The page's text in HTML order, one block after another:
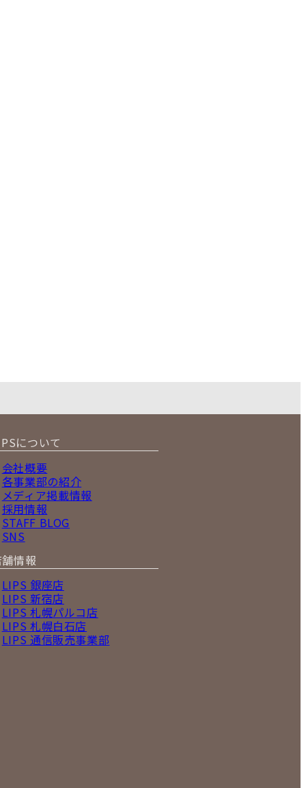
について
会社概要
各事業部の紹介
メディア掲載情報
採用情報
STAFF BLOG
SNS
情報
LIPS 銀座店
LIPS 新宿店
LIPS 札幌パルコ店
LIPS 札幌白石店
LIPS 通信販売事業部